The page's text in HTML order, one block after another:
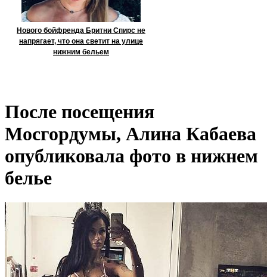
Нового бойфренда Бритни Спирс не
напрягает, что она светит на улице
нижним бельем
После посещения
Мосгордумы, Алина Кабаева
опубликовала фото в нижнем
белье